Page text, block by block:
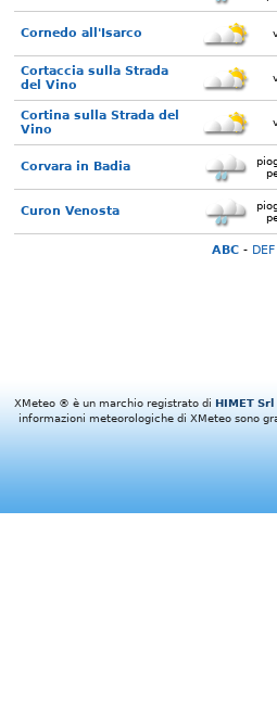
Cornedo all'Isarco
Cortaccia sulla Strada
del Vino
Cortina sulla Strada del
Vino
Corvara in Badia
Curon Venosta
ABC- DEF
XMeteo ® è un marchio registrato di HIMET Srl
informazioni meteorologiche di XMeteo sono